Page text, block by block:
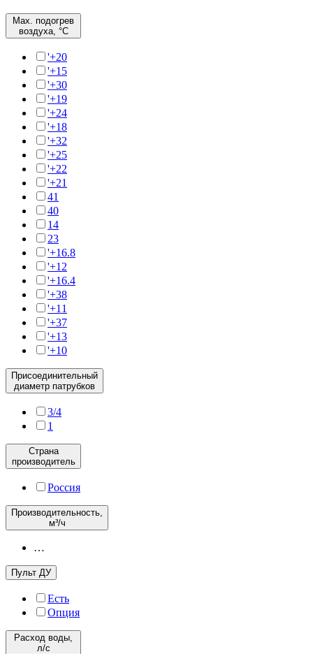
Max. подогрев
воздуха, °C
'+20
'+15
'+30
'+19
'+24
'+18
'+32
'+25
'+22
'+21
41
40
14
23
'+16.8
'+12
'+16.4
'+38
'+11
'+37
'+13
'+10
Присоединительный
диаметр патрубков
3/4
1
Страна
производитель
Россия
Производительность,
м³/ч
…
Пульт ДУ
Есть
Опция
Расход воды,
л/с